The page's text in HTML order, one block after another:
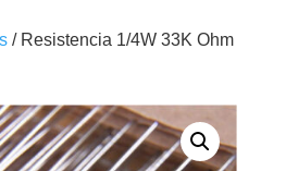
/ Resistencia 1/4W 33K Ohm